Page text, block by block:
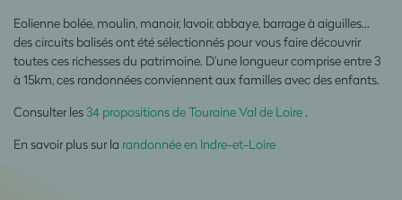
Eolienne bolée, moulin, manoir, lavoir, abbaye, barrage à aiguilles…
des circuits balisés ont été sélectionnés pour vous faire découvrir
toutes ces richesses du patrimoine. D’une longueur comprise entre 3
à 15km, ces randonnées conviennent aux familles avec des enfants.
Consulter les 34 propositions de Touraine Val de Loire.
En savoir plus sur la randonnée en Indre-et-Loire